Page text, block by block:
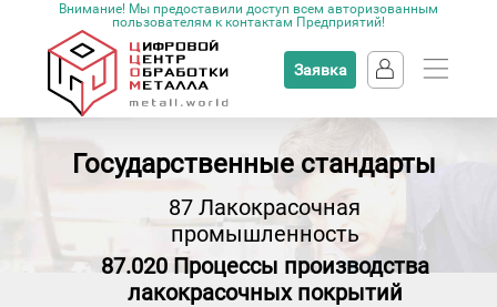
Внимание! Мы предоставили доступ всем авторизованным
пользователям к контактам Предприятий!
Заявка
Государственные стандарты
87 Лакокрасочная
промышленность
87.020 Процессы производства
лакокрасочных покрытий